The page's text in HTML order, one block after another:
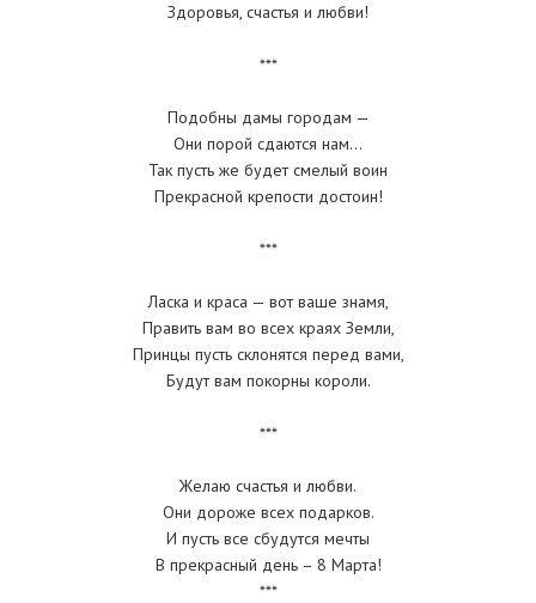
Здоровья, счастья и любви!
***
Подобны дамы городам —
Они порой сдаются нам…
Так пусть же будет смелый воин
Прекрасной крепости достоин!
***
Ласка и краса — вот ваше знамя,
Править вам во всех краях Земли,
Принцы пусть склонятся перед вами,
Будут вам покорны короли.
***
Желаю счастья и любви.
Они дороже всех подарков.
И пусть все сбудутся мечты
В прекрасный день – 8 Марта!
***